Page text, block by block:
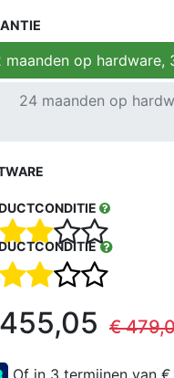
maanden op
24 maanden op
455,05 €